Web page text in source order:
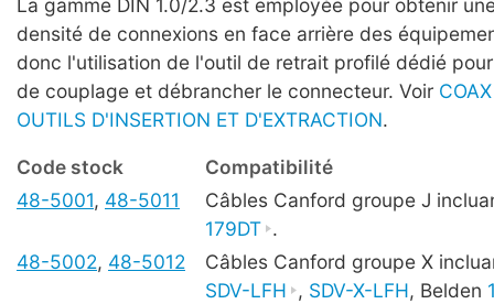
La gamme DIN 1.0/2.3 est employée pour obtenir
densité de connexions en face arrière des
donc l'utilisation de l'outil de retrait profilé dédié
de couplage et débrancher le connecteur. Voir
OUTILS D'INSERTION ET D'EXTRACTION.
Code stock
Compatibilité
48-5001, 48-5011
Câbles Canford groupe J
179DT .
48-5002, 48-5012
Câbles Canford groupe X
SDV-LFH , SDV-X-LFH, Belden